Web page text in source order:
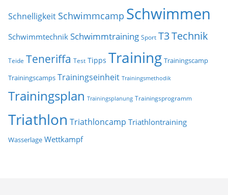
Schnelligkeit Schwimmcamp Schwimmen
Schwimmtechnik Schwimmtraining Sport T3Technik
Teide Teneriffa Test Tipps Training Trainingscamp
Trainingscamps Trainingseinheit Trainingsmethodik
Trainingsplan Trainingsplanung Trainingsprogramm
Triathlon Triathloncamp Triathlontraining
Wasserlage Wettkampf